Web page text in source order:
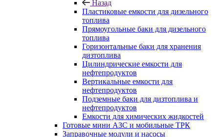
Назад
Пластиковые емкости для дизельного
топлива
Прямоугольные баки для дизельного
топлива
Горизонтальные баки для хранения
дизтоплива
Цилиндрические емкости для
нефтепродуктов
Вертикальные емкости для
нефтепродуктов
Подземные баки для дизтоплива и
нефтепродуктов
Емкости для химических жидкостей
Готовые мини АЗС и мобильные ТРК
Заправочные модули и насосы